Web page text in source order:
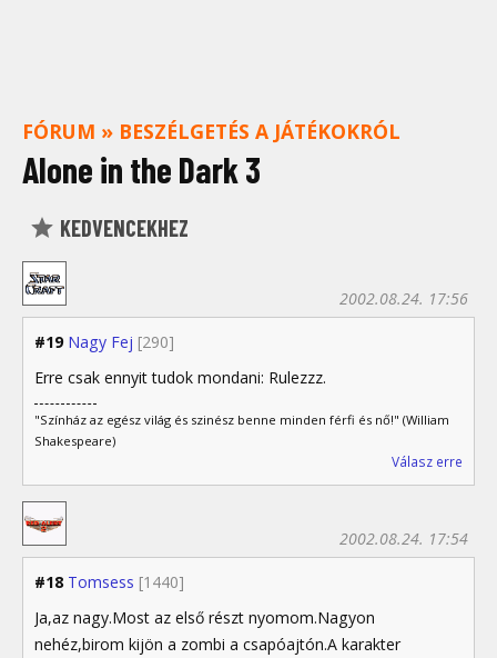
FÓRUM » BESZÉLGETÉS A JÁTÉKOKRÓL
Alone in the Dark 3
KEDVENCEKHEZ
#19 Nagy Fej [290]
2002.08.24. 17:56
Erre csak ennyit tudok mondani: Rulezzz.
"Színház az egész világ és szinész benne minden férfi és nő!" (William
Shakespeare)
Válasz erre
#18 Tomsess [1440]
2002.08.24. 17:54
Ja,az nagy.Most az első részt nyomom.Nagyon
nehéz,birom kijön a zombi a csapóajtón.A karakter